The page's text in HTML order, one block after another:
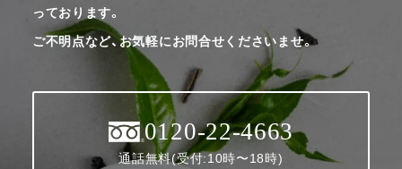
っております。
ご不明点など、お気軽にお問合せくださいませ。
0120-22-4663
通話無料(受付:10時〜18時)